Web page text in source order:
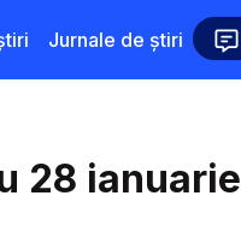
Jurnale de știri
28